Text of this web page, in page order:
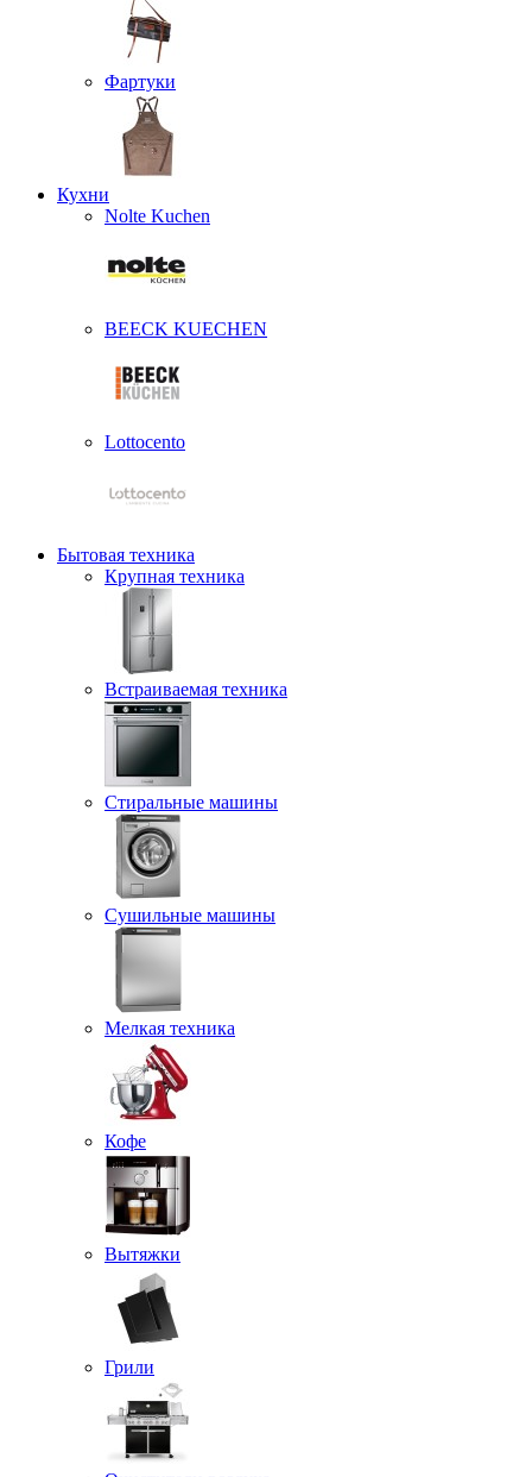
Фартуки
Кухни
Nolte Kuchen
BEECK KUECHEN
Lottocento
Бытовая техника
Крупная техника
Встраиваемая техника
Стиральные машины
Сушильные машины
Мелкая техника
Кофе
Вытяжки
Грили